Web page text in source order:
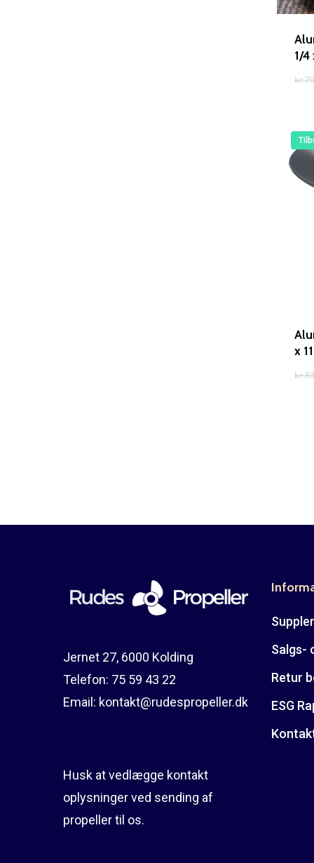
1/4
kr.
x
kr.
Jernet 27, 6000 Kolding
Telefon: 75 59 43 22
Email: kontakt@rudespropeller.dk
Husk at vedlægge kontakt
oplysninger ved sending af
propeller til os.
Salgs-
Retur
ESG